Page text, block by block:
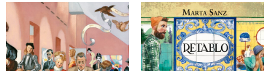
Este
producto
tiene
múltiples
Este
producto
tiene
múltiples